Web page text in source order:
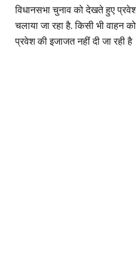
विधानसभा चुनाव को देखते हुए
चलाया जा रहा है. किसी भी वाहन
प्रवेश की इजाजत नहीं दी जा रही है